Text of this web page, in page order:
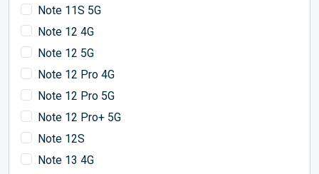
Note 11S 5G
Note 12 4G
Note 12 5G
Note 12 Pro 4G
Note 12 Pro 5G
Note 12 Pro+ 5G
Note 12S
Note 13 4G